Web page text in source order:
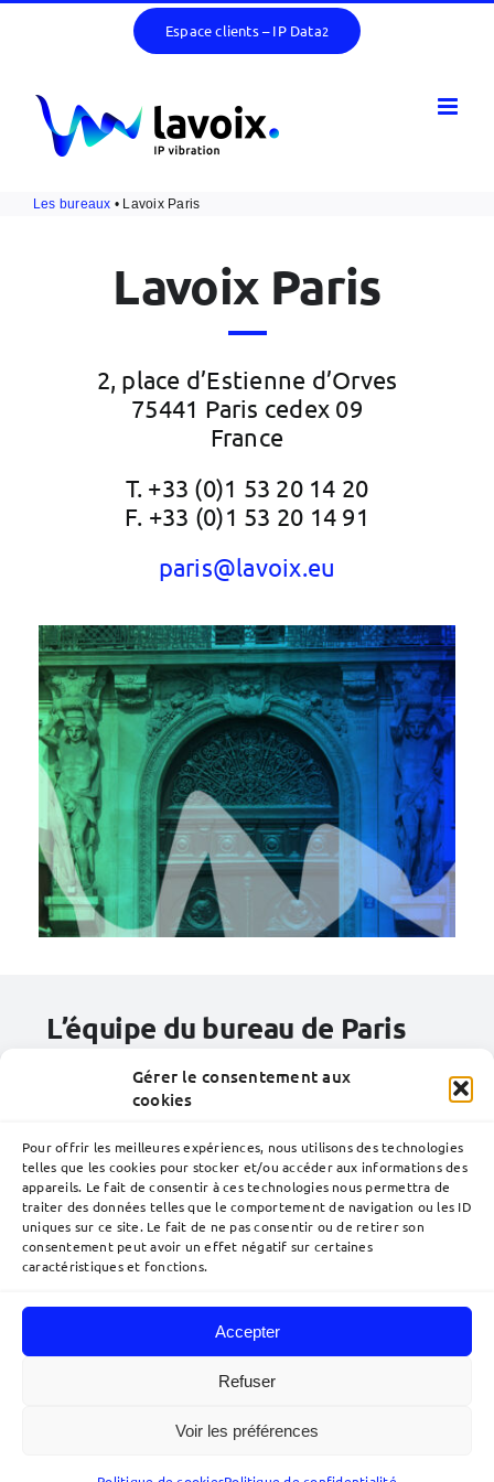
Gérer le consentement aux
cookies
Pour offrir les meilleures expériences, nous utilisons des technologies
telles que les cookies pour stocker et/ou accéder aux informations des
appareils. Le fait de consentir à ces technologies nous permettra de
traiter des données telles que le comportement de navigation ou les ID
uniques sur ce site. Le fait de ne pas consentir ou de retirer son
consentement peut avoir un effet négatif sur certaines
caractéristiques et fonctions.
Accepter
Refuser
Voir les préférences
Espace clients – IP Data2
Les bureaux • Lavoix Paris
Lavoix Paris
2, place d’Estienne d’Orves
75441 Paris cedex 09
France
T. +33 (0)1 53 20 14 20
F. +33 (0)1 53 20 14 91
paris@lavoix.eu
L’équipe du bureau de Paris
Navigation
Qui sommes-nous ?
Mentions légales•Politique de confidentialité